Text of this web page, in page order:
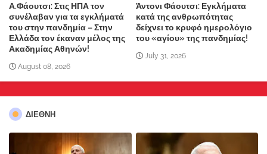
Α.Φάουτσι: Στις ΗΠΑ τον
συνέλαβαν για τα εγκλήματά
του στην πανδημία – Στην
Ελλάδα τον έκαναν μέλος της
Ακαδημίας Αθηνών!
August 08, 2026
Άντονι Φάουτσι: Εγκλήματα
κατά της ανθρωπότητας
δείχνει το κρυφό ημερολόγιο
του «αγίου» της πανδημίας!
July 31, 2026
ΔΙΕΘΝΗ